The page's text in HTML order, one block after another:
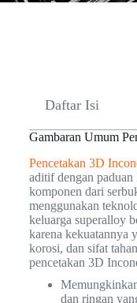
Daftar Isi
Gambaran Umum
Pencetakan 3D
aditif dengan
komponen dari
menggunakan
keluarga superalloy
karena kekuatannya
korosi, dan sifat
pencetakan 3D
dan ringan